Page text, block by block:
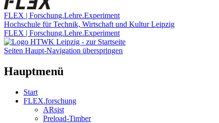
FLEX | Forschung.Lehre.Experiment
Hochschule für Technik, Wirtschaft und Kultur Leipzig
FLEX | Forschung.Lehre.Experiment
Seiten Haupt-Navigation überspringen
Hauptmenü
Start
FLEX.forschung
ARsist
Preload-Timber